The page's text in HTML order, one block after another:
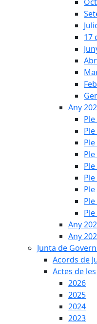
17
Any
Any
Any
Junta de
Acords de
Actes de
2026
2025
2024
2023